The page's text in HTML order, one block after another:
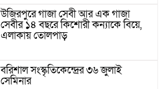
উজিরপুরে গাজা সেবী আর এক গাজা
সেবীর ১৪ বছরে কিশোরী কন্যাকে বিয়ে,
এলাকায় তোলপাড়
বরিশাল সংস্কৃতিকেন্দ্রের ৩৬ জুলাই
সেমিনার